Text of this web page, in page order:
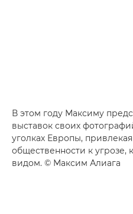
В этом году Максиму
выставок своих
уголках Европы,
общественности к угрозе,
видом. © Максим Алиага